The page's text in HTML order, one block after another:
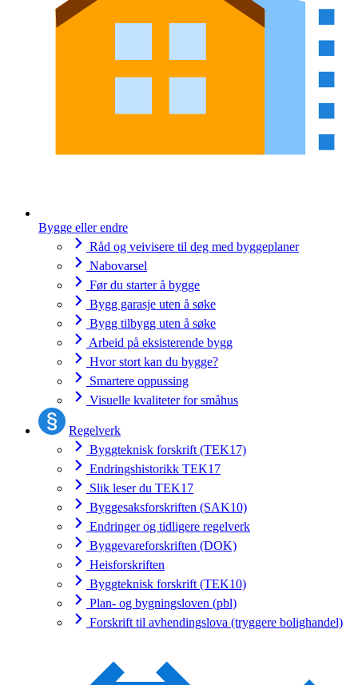
Bygge eller endre
Råd og veivisere til deg med byggeplaner
Nabovarsel
Før du starter å bygge
Bygg garasje uten å søke
Bygg tilbygg uten å søke
Arbeid på eksisterende bygg
Hvor stort kan du bygge?
Smartere oppussing
Visuelle kvaliteter for småhus
Regelverk
Byggteknisk forskrift (TEK17)
Endringshistorikk TEK17
Slik leser du TEK17
Byggesaksforskriften (SAK10)
Endringer og tidligere regelverk
Byggevareforskriften (DOK)
Heisforskriften
Byggteknisk forskrift (TEK10)
Plan- og bygningsloven (pbl)
Forskrift til avhendingslova (tryggere bolighandel)